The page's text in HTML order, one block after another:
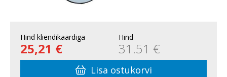
Hind kliendikaardiga
25,21 €
Hind
31.51 €
Lisa ostukorvi